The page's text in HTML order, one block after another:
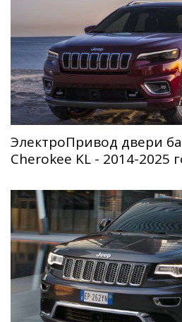
ЭлектроПривод двери
Cherokee KL - 2014-2025